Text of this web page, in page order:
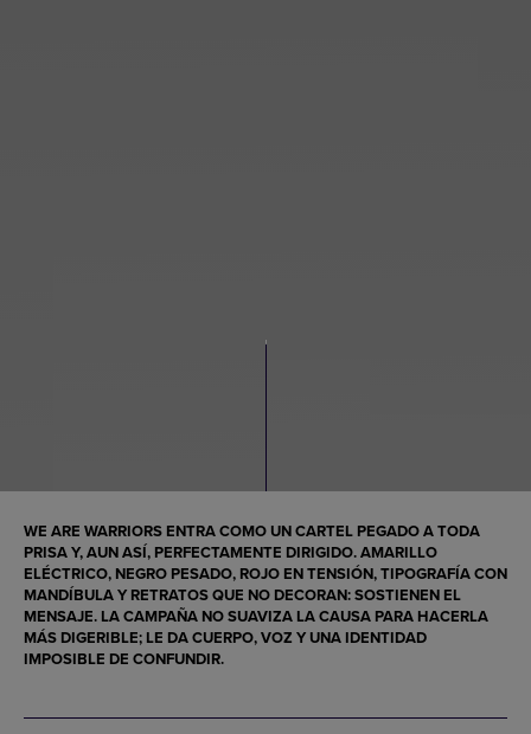
WE ARE WARRIORS ENTRA COMO UN CARTEL PEGADO A TODA
PRISA Y, AUN ASÍ, PERFECTAMENTE DIRIGIDO. AMARILLO
ELÉCTRICO, NEGRO PESADO, ROJO EN TENSIÓN, TIPOGRAFÍA CON
MANDÍBULA Y RETRATOS QUE NO DECORAN: SOSTIENEN EL
MENSAJE. LA CAMPAÑA NO SUAVIZA LA CAUSA PARA HACERLA
MÁS DIGERIBLE; LE DA CUERPO, VOZ Y UNA IDENTIDAD
IMPOSIBLE DE CONFUNDIR.